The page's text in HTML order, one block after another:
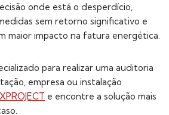
onde está o desperdício,
sem retorno significativo e
maior impacto na fatura energética.
para realizar uma auditoria
empresa ou instalação
XPROJECT e encontre a solução mais